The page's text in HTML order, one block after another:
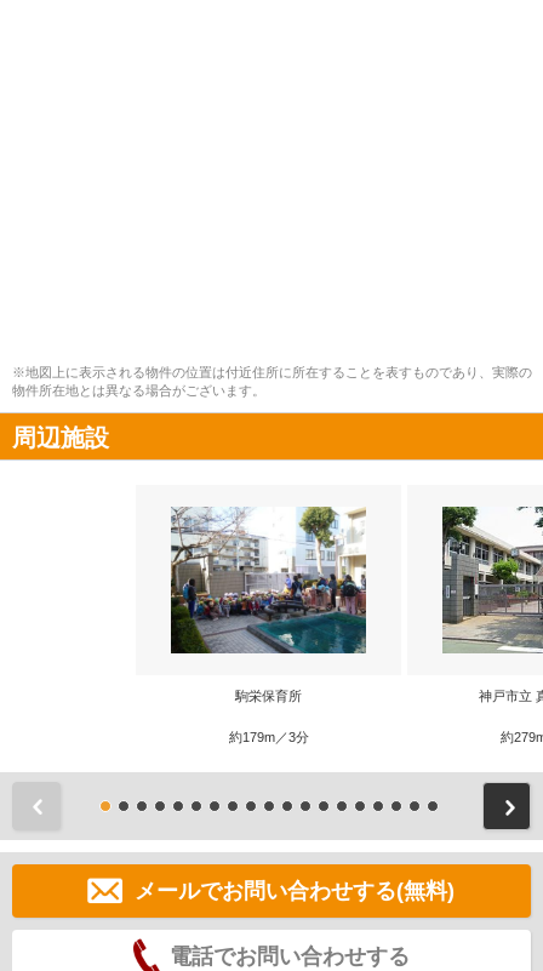
※地図上に表示される物件の位置は付近住所に所在することを表すものであり、実際の
物件所在地とは異なる場合がございます。
周辺施設
駒栄保育所
約179m／3分
神戸市立
約
メールでお問い合わせする(無料)
電話でお問い合わせする